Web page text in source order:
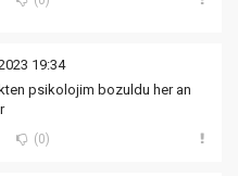
19:34
psikolojim bozuldu her an
(0)